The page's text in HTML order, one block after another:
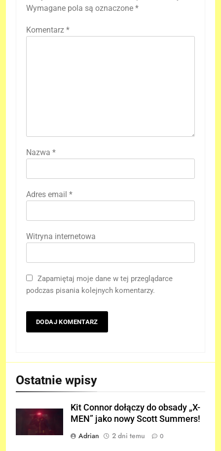
Wymagane pola są oznaczone *
Komentarz *
Nazwa *
Adres email *
Witryna internetowa
Zapamiętaj moje dane w tej przeglądarce
podczas pisania kolejnych komentarzy.
Ostatnie wpisy
Kit Connor dołączy do obsady „X-
MEN” jako nowy Scott Summers!
Adrian
2 dni temu 0